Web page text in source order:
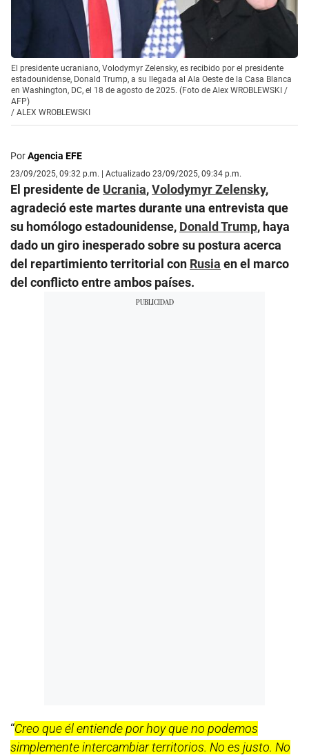
El presidente ucraniano, Volodymyr Zelensky, es recibido por el presidente
estadounidense, Donald Trump, a su llegada al Ala Oeste de la Casa Blanca
en Washington, DC, el 18 de agosto de 2025. (Foto de Alex WROBLEWSKI /
AFP)
/ ALEX WROBLEWSKI
PorAgencia EFE
23/09/2025, 09:32 p.m. | Actualizado 23/09/2025, 09:34 p.m.
El presidente de Ucrania,Volodymyr Zelensky,
agradeció este martes durante una entrevista que
su homólogo estadounidense, Donald Trump, haya
dado un giro inesperado sobre su postura acerca
del repartimiento territorial con Rusia en el marco
del conflicto entre ambos países.
“Creo que él entiende por hoy que no podemos
simplemente intercambiar territorios. No es justo. No